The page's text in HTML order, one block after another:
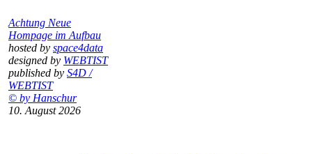
Achtung Neue
Hompage im Aufbau
hosted by space4data
designed by WEBTIST
published by S4D /
WEBTIST
© by Hanschur
10. August 2026